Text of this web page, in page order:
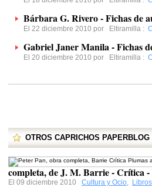
Bárbara G. Rivero - Fichas de
El 22 diciembre 2010 por Eltiramilla :
Gabriel Janer Manila - Fichas
El 20 diciembre 2010 por Eltiramilla :
OTROS CAPRICHOS PAPERBLOG
completa, de J. M. Barrie - Crítica -
El 09 diciembre 2010 Cultura y Ocio, Libros